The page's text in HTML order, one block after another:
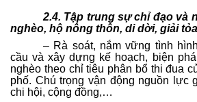
2.4. Tập trung sự chỉ đạo và
nghèo, hộ nông thôn, di dời, giải
– Rà soát, nắm vững tình
cầu và xây dựng kế hoạch, biện
nghèo theo chỉ tiêu phân bổ thi đua
phố. Chú trọng vận động nguồn lực
chi hội, cộng đồng,…